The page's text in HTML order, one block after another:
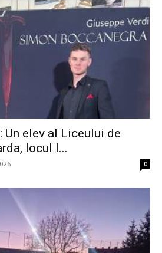
Un elev al Liceului de
locul I...
0